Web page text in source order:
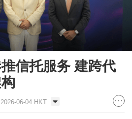
信托服务 建跨代
06-04 HKT